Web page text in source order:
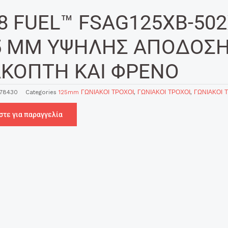
FUEL™ FSAG125XB-
MM ΥΨΗΛΗΣ
ΚΑΙ ΦΡΕΝΟ
Categories 125mm ΓΩΝΙΑΚΟΙ ΤΡΟΧΟΙ , ΓΩΝΙΑΚΟΙ ΤΡΟΧΟΙ , ΓΩΝΙΑΚΟΙ
για παραγγελία